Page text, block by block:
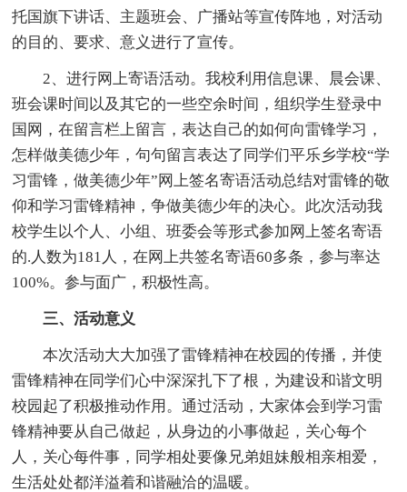
托国旗下讲话、主题班会、广播站等宣传阵地，对活动
的目的、要求、意义进行了宣传。
2、进行网上寄语活动。我校利用信息课、晨会课、
班会课时间以及其它的一些空余时间，组织学生登录中
国网，在留言栏上留言，表达自己的如何向雷锋学习，
怎样做美德少年，句句留言表达了同学们平乐乡学校“学
习雷锋，做美德少年”网上签名寄语活动总结对雷锋的敬
仰和学习雷锋精神，争做美德少年的决心。此次活动我
校学生以个人、小组、班委会等形式参加网上签名寄语
的.人数为181人，在网上共签名寄语60多条，参与率达
100%。参与面广，积极性高。
三、活动意义
本次活动大大加强了雷锋精神在校园的传播，并使
雷锋精神在同学们心中深深扎下了根，为建设和谐文明
校园起了积极推动作用。通过活动，大家体会到学习雷
锋精神要从自己做起，从身边的小事做起，关心每个
人，关心每件事，同学相处要像兄弟姐妹般相亲相爱，
生活处处都洋溢着和谐融洽的温暖。